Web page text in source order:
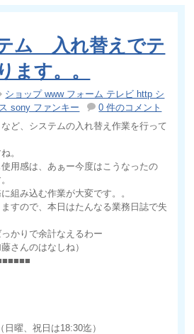
ム 入れ替えでテ
ます。。
ショップ www フォーム テレビ http シ
sony ファンキー
0 件のコメント
ど、システムの入れ替え作業を行って
。
用感は、あぁー今度はこうなったの
組み込む作業が大変です。。
すので、本日はたんなる業務日誌で失
かりで余計なえるわー
さんのはなしね）
曜、祝日は18:30迄）